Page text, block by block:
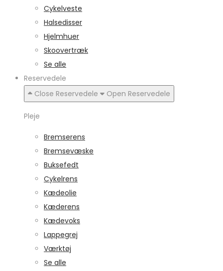
Cykelveste
Halsedisser
Hjelmhuer
Skoovertræk
Se alle
Reservedele
Close Reservedele
Open Reservedele
Pleje
Bremserens
Bremsevæske
Buksefedt
Cykelrens
Kædeolie
Kæderens
Kædevoks
Lappegrej
Værktøj
Se alle